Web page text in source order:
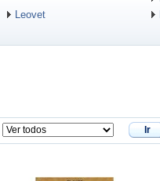
Leovet
Ir